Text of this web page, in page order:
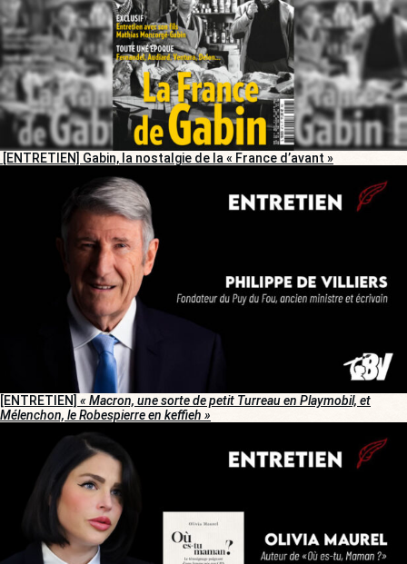
[ENTRETIEN] Gabin, la nostalgie de la « France d’avant »
[ENTRETIEN] « Macron, une sorte de petit Turreau en Playmobil, et
Mélenchon, le Robespierre en keffieh »